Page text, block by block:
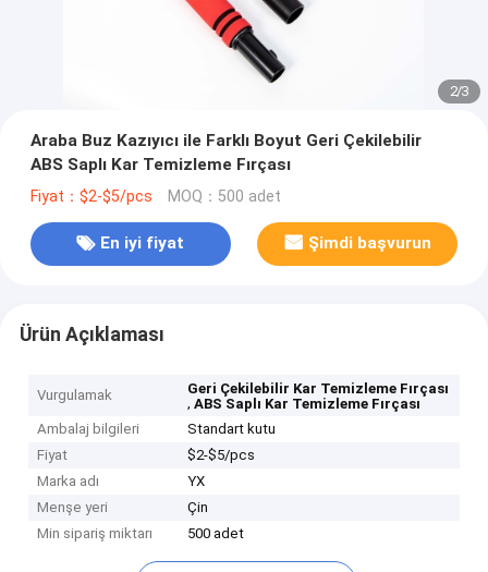
2/3
Araba Buz Kazıyıcı ile Farklı Boyut Geri Çekilebilir
ABS Saplı Kar Temizleme Fırçası
Fiyat：$2-$5/pcs MOQ：500 adet
En iyi fiyat Şimdi başvurun
Ürün Açıklaması
Vurgulamak
Geri Çekilebilir Kar Temizleme Fırçası
,ABS Saplı Kar Temizleme Fırçası
Ambalaj bilgileri
Standart kutu
Fiyat
$2-$5/pcs
Marka adı
YX
Menşe yeri
Çin
Min sipariş miktarı
500 adet